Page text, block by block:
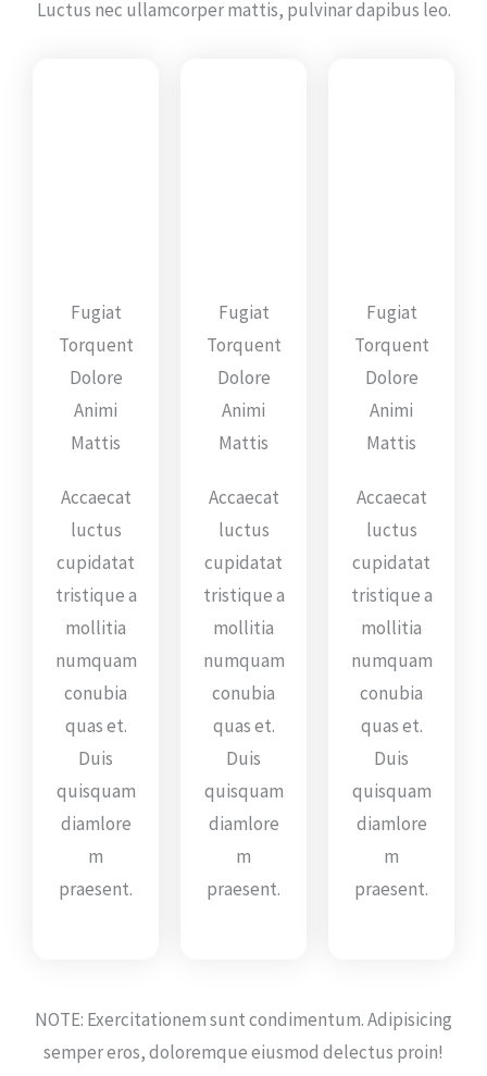
Luctus nec ullamcorper mattis, pulvinar dapibus leo.
Fugiat
Torquent
Dolore
Animi
Mattis
Accaecat
luctus
cupidatat
tristique a
mollitia
numquam
conubia
quas et.
Duis
quisquam
diamlore
m
praesent.
Fugiat
Torquent
Dolore
Animi
Mattis
Accaecat
luctus
cupidatat
tristique a
mollitia
numquam
conubia
quas et.
Duis
quisquam
diamlore
m
praesent.
Fugiat
Torquent
Dolore
Animi
Mattis
Accaecat
luctus
cupidatat
tristique a
mollitia
numquam
conubia
quas et.
Duis
quisquam
diamlore
m
praesent.
NOTE: Exercitationem sunt condimentum. Adipisicing
semper eros, doloremque eiusmod delectus proin!